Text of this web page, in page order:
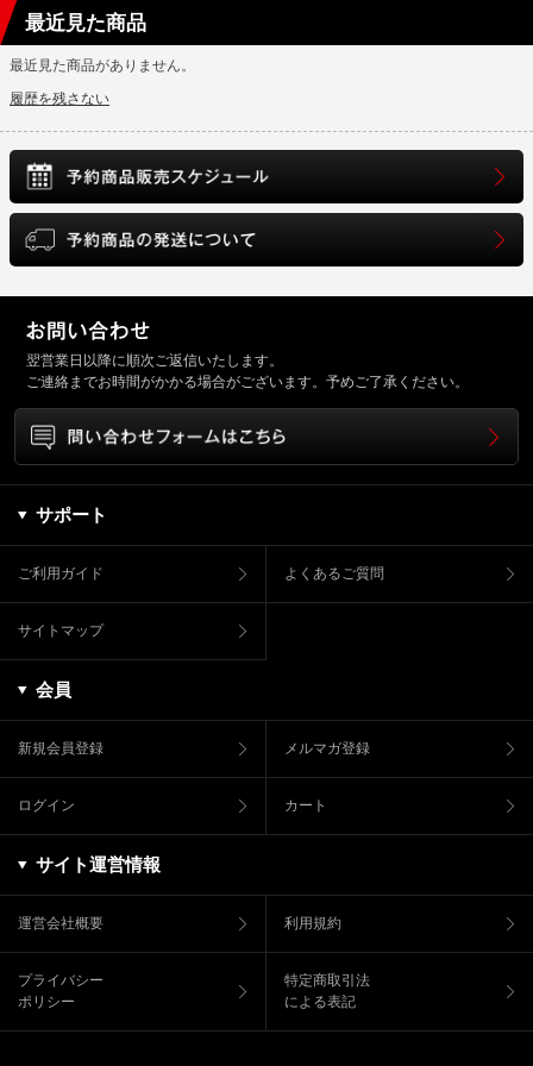
最近見た商品
最近見た商品がありません。
履歴を残さない
翌営業日以降に順次ご返信いたします。
ご連絡までお時間がかかる場合がございます。予めご了承ください。
サポート
ご利用ガイド よくあるご質問
サイトマップ
会員
新規会員登録 メルマガ登録
ログイン カート
サイト運営情報
運営会社概要 利用規約
プライバシー
ポリシー
特定商取引法
による表記